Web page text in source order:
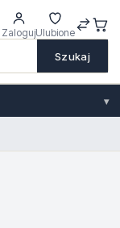
Szukaj
ZalogujUlubione
▾